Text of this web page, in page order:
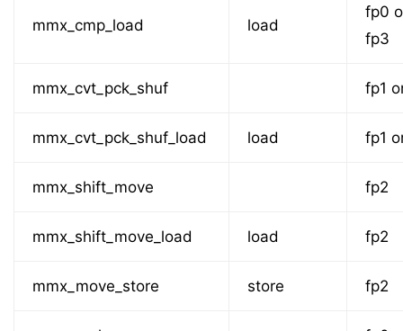
mmx_cmp_load load
fp0
fp3
mmx_cvt_pck_shuf fp1
mmx_cvt_pck_shuf_load load fp1
mmx_shift_move fp2
mmx_shift_move_load load fp2
mmx_move_store store fp2